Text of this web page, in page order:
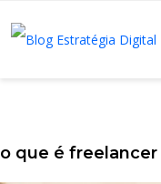
o que é freelancer